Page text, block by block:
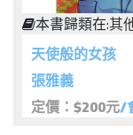
本書歸類在:其
天使般的女孩
張雅義
定價：$200元/